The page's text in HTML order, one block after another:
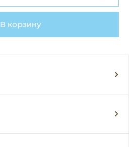
В корзину